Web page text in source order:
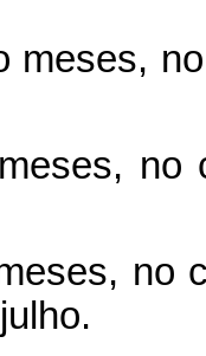
meses,
no
no